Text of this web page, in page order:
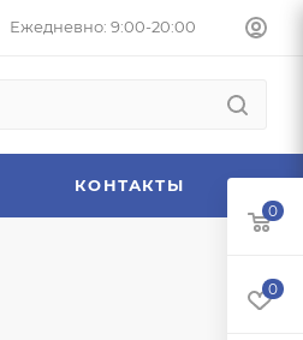
Ежедневно: 9:00-20:00
КОНТАКТЫ
0
0